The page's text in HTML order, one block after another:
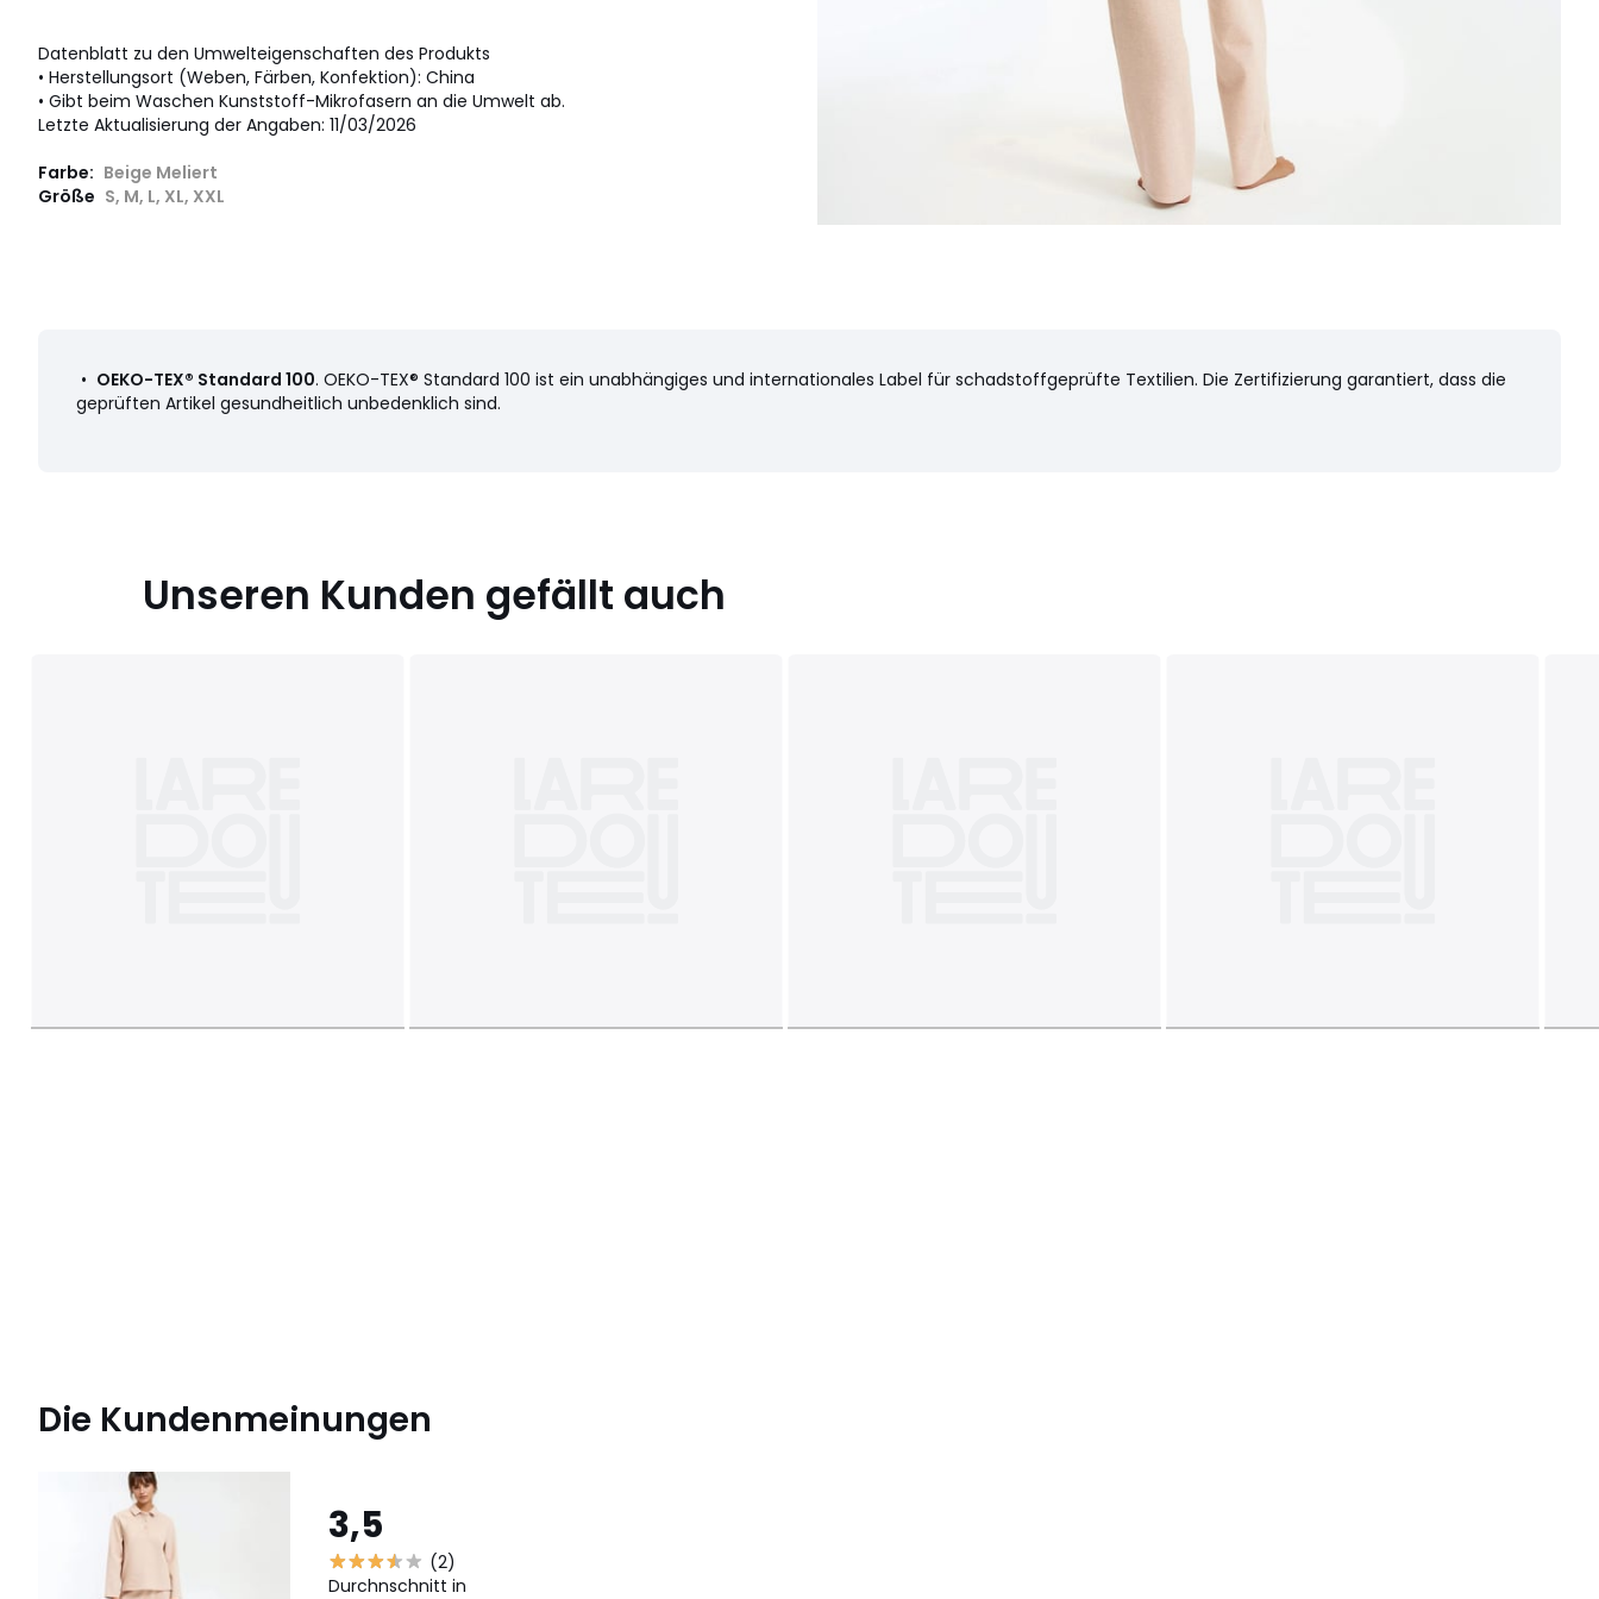
Datenblatt zu den Umwelteigenschaften des Produkts
• Herstellungsort (Weben, Färben, Konfektion): China
• Gibt beim Waschen Kunststoff-Mikrofasern an die Umwelt ab.
Letzte Aktualisierung der Angaben: 11/03/2026
Farbe: Beige Meliert
Größe S, M, L, XL, XXL
• OEKO-TEX® Standard 100. OEKO-TEX® Standard 100 ist ein unabhängiges und internationales Label für schadstoffgeprüfte Textilien. Die Zertifizierung garantiert, dass die
geprüften Artikel gesundheitlich unbedenklich sind.
Unseren Kunden gefällt auch
Die Kundenmeinungen
3,5
(2)
Durchnschnitt in